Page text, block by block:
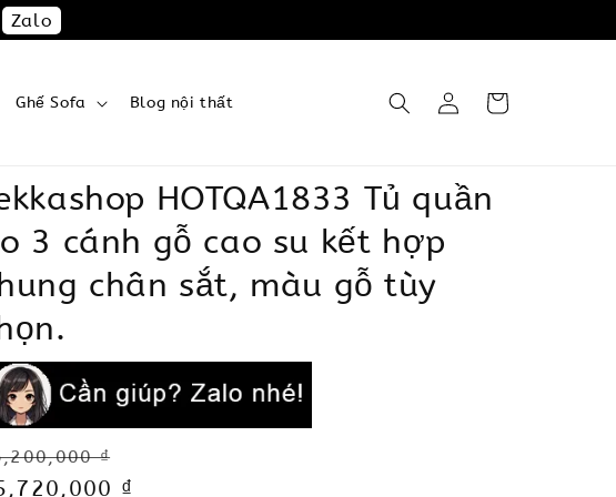
Zalo
Ghế Sofa Blog nội thất
HOTQA1833 Tủ quần
3 cánh gỗ cao su kết hợp
chân sắt, màu gỗ tùy
₫
₫